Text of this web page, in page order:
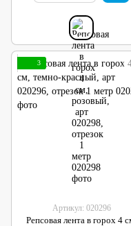
3
Артикул: 020296
Репсовая лента в горох 4